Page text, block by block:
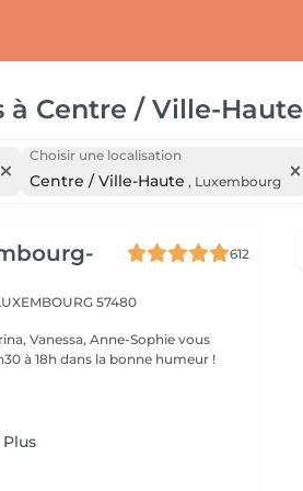
à Centre / Ville-Haute
Choisir une localisation
Centre / Ville-Haute , Luxembourg
612
57480
Vanessa, Anne-Sophie vous
à 18h dans la bonne humeur !
Plus